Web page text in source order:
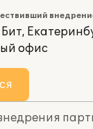
офис